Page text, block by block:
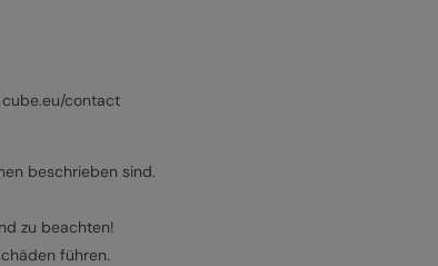
contact
beschrieben sind.
zu beachten!
führen.